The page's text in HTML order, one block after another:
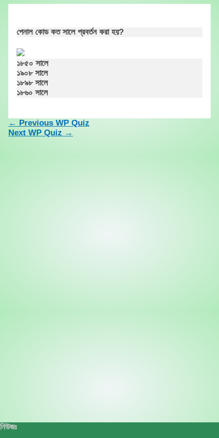
content
পেনাল কোড কত সালে প্রবর্তন করা হয়?
১৮৫০ সালে
১৯০৮ সালে
১৮৯৮ সালে
১৮৬০ সালে
← Previous WP Quiz
Next WP Quiz →
নিউজঃ